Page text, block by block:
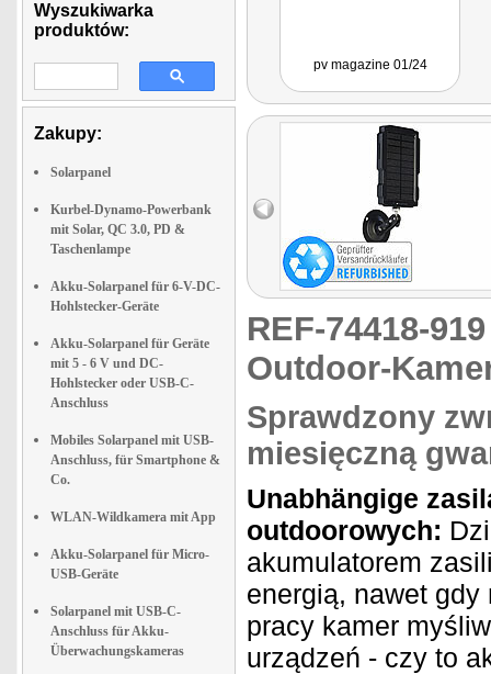
Wyszukiwarka
produktów:
Zakupy:
Solarpanel
Kurbel-Dynamo-Powerbank
mit Solar, QC 3.0, PD &
Taschenlampe
Akku-Solarpanel für 6-V-DC-
Hohlstecker-Geräte
Akku-Solarpanel für Geräte
mit 5 - 6 V und DC-
Hohlstecker oder USB-C-
Anschluss
Mobiles Solarpanel mit USB-
Anschluss, für Smartphone &
Co.
WLAN-Wildkamera mit App
Akku-Solarpanel für Micro-
USB-Geräte
Solarpanel mit USB-C-
Anschluss für Akku-
Überwachungskameras
pv magazine 01/24
REF-74418-
Outdoor-
Sprawdzony
miesięczną
Unabhängige
outdoorowych:
akumulatorem
energią, nawet gdy
pracy kamer
urządzeń - czy to